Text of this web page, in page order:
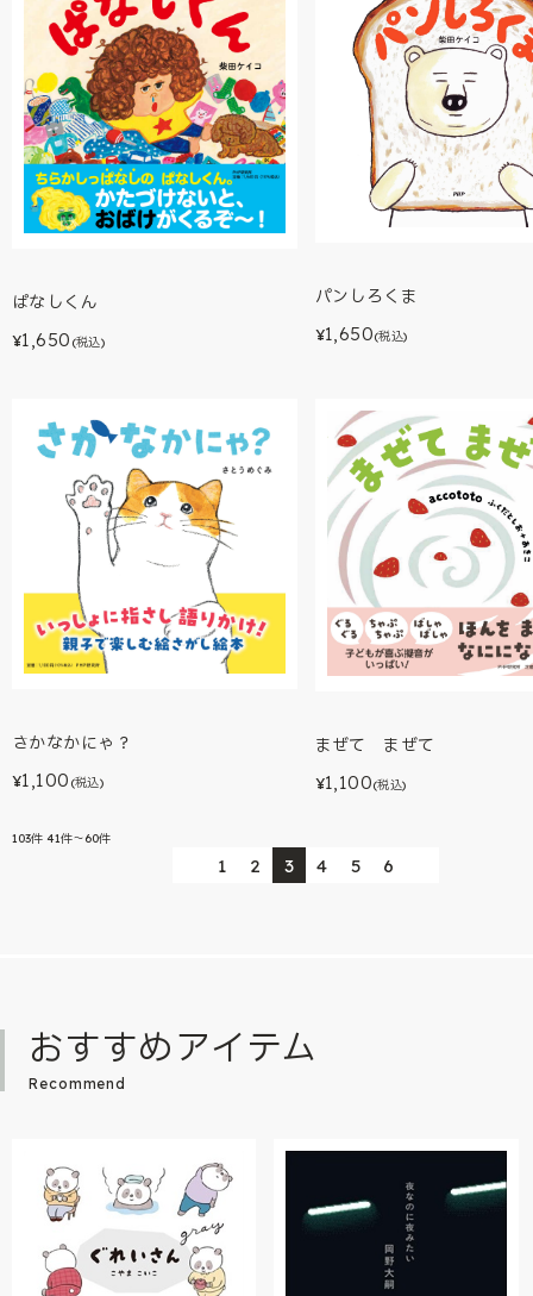
ぱなしくん
¥1,650 (税込)
パンしろくま
¥1,650(税込)
さかなかにゃ？
¥1,100 (税込)
まぜて まぜて
¥1,100(税込)
103件 41件～60件
1 2 3 4 5 6
おすすめアイテム
Recommend